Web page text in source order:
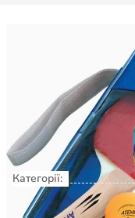
Є в наявності
Категорії: